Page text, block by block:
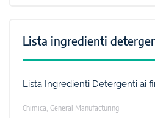
Lista ingredienti
Lista Ingredienti Detergenti ai
Chimica, General Manufacturing